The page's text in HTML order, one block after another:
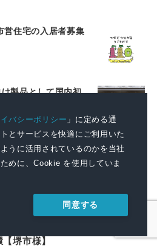
バシーポリシー 」に定める通
とサービスを快適にご利用いた
うに活用されているのかを当社
めに、Cookie を使用していま
同意する
営住宅の入居者募集
製品として国内初
広報で堺の魅力を全国へ。プレ
堺市様】